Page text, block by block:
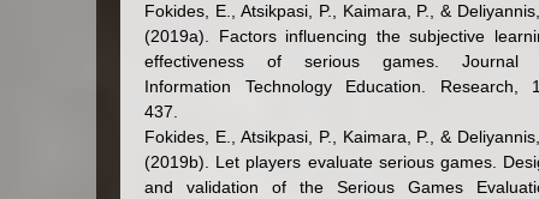
Fokides, E., Atsikpasi, P., Kaimara, P., &
(2019a). Factors influencing the subjective
effectiveness of serious games. Journal
Information Technology Education. Research,
437.
Fokides, E., Atsikpasi, P., Kaimara, P., &
(2019b). Let players evaluate serious games.
and validation of the Serious Games